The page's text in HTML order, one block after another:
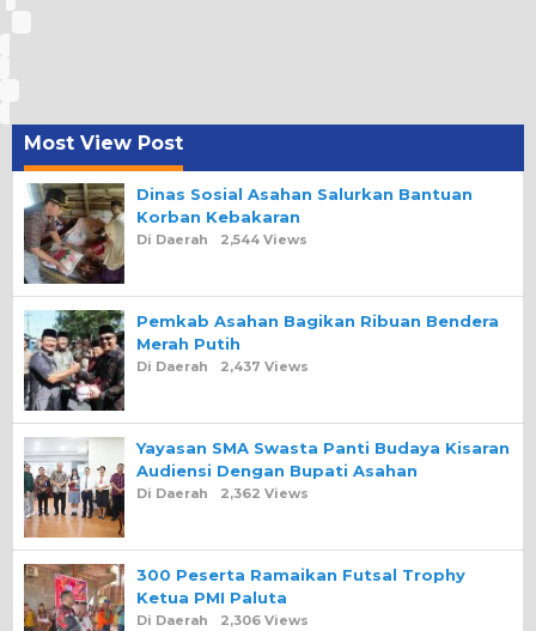
Most View Post
Dinas Sosial Asahan Salurkan Bantuan
Korban Kebakaran
Di Daerah 2,544 Views
Pemkab Asahan Bagikan Ribuan Bendera
Merah Putih
Di Daerah 2,437 Views
Yayasan SMA Swasta Panti Budaya Kisaran
Audiensi Dengan Bupati Asahan
Di Daerah 2,362 Views
300 Peserta Ramaikan Futsal Trophy
Ketua PMI Paluta
Di Daerah 2,306 Views